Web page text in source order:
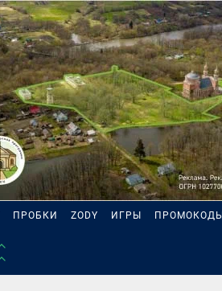
ПРОБКИ ZODY ИГРЫ ПРОМОКОДЫ